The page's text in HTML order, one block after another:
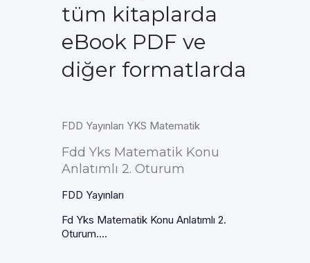
tüm kitaplarda
eBook PDF ve
diğer formatlarda
FDD Yayınları YKS Matematik
Fdd Yks Matematik Konu
Anlatımlı 2. Oturum
FDD Yayınları
Fd Yks Matematik Konu Anlatımlı 2.
Oturum....